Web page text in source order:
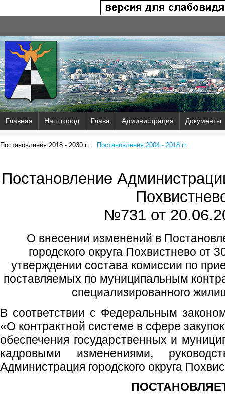
Главная Наш город Глава Администрация Документы
Постановления 2018 - 2030 гг. Постановления 2004 - 2018 гг.
Постановление
№731 от
О внесении изменений в
городского округа Похвистнево
утверждении состава комиссии по
поставляемых по муниципальным
специализированного
В соответствии с Федеральным
«О контрактной системе в сфере
обеспечения государственных и
кадровыми изменениями,
Администрация городского округа